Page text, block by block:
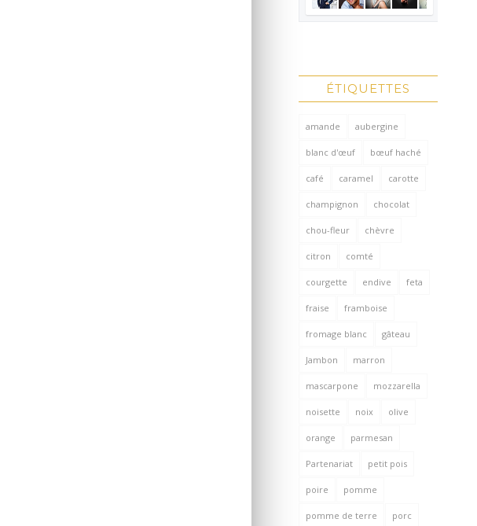
ÉTIQUETTES
amande aubergine
blanc d'œuf bœuf haché
café caramel carotte
champignon chocolat
chou-fleur chèvre
citron comté
courgette endive feta
fraise framboise
fromage blanc gâteau
Jambon marron
mascarpone mozzarella
noisette noix olive
orange parmesan
Partenariat petit pois
poire pomme
pomme de terre porc